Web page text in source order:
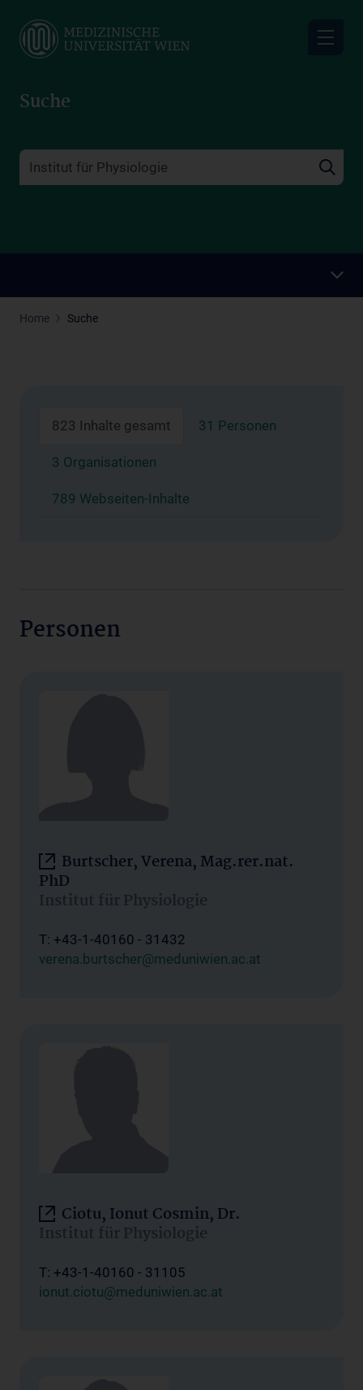
main
Suche
Home Suche
823 Inhalte gesamt 31 Personen
3 Organisationen
789 Webseiten-Inhalte
Personen
Burtscher, Verena, Mag.rer.nat.
PhD
Institut für Physiologie
T: +43-1-40160 - 31432
verena.burtscher@meduniwien.ac.at
Ciotu, Ionut Cosmin, Dr.
Institut für Physiologie
T: +43-1-40160 - 31105
ionut.ciotu@meduniwien.ac.at